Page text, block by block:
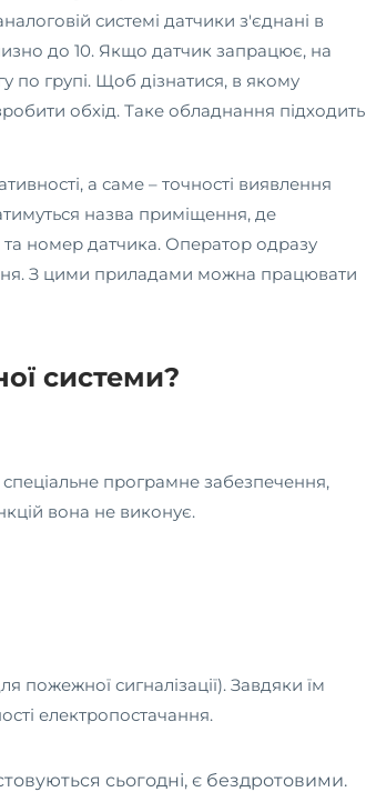
системі датчики з'єднані в
до 10. Якщо датчик запрацює, на
по групі. Щоб дізнатися, в якому
обхід. Таке обладнання підходить
а саме – точності виявлення
назва приміщення, де
номер датчика. Оператор одразу
З цими приладами можна працювати
системи?
програмне забезпечення,
вона не виконує.
пожежної сигналізації). Завдяки їм
електропостачання.
сьогодні, є бездротовими.